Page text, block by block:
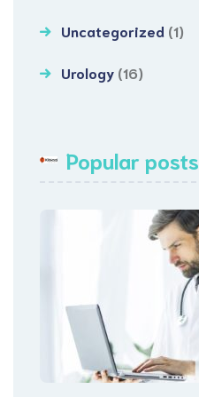
Uncategorized (1)
Urology (16)
Popular posts